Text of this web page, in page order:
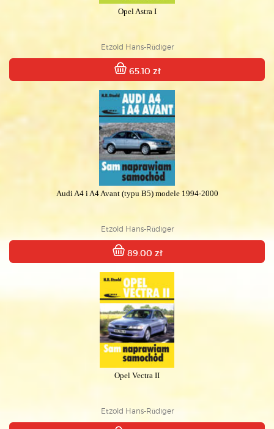
Opel Astra I
Etzold Hans-Rüdiger
65.10 zł
Audi A4 i A4 Avant (typu B5) modele 1994-2000
Etzold Hans-Rüdiger
89.00 zł
Opel Vectra II
Etzold Hans-Rüdiger